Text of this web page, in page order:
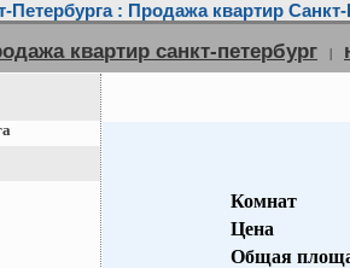
: Продажа квартир Санкт-
квартир санкт-петербург |
Комнат
Цена
Общая